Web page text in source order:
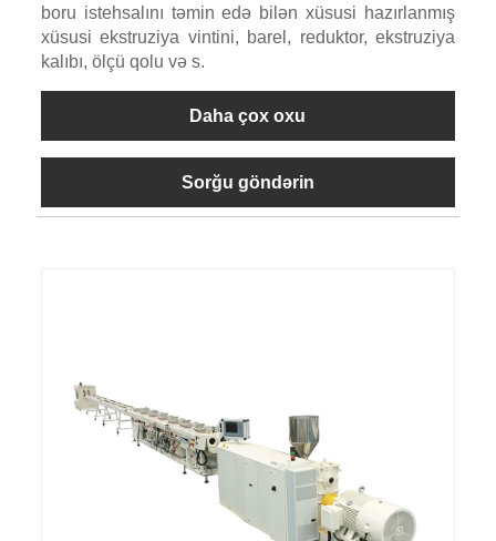
boru istehsalını təmin edə bilən xüsusi hazırlanmış
xüsusi ekstruziya vintini, barel, reduktor, ekstruziya
kalıbı, ölçü qolu və s.
Daha çox oxu
Sorğu göndərin